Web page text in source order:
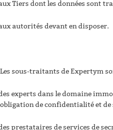
Tiers dont les données sont
autorités devant en disposer.
Les sous-traitants de Expertym
experts dans le domaine
obligation de confidentialité et de
prestataires de services de